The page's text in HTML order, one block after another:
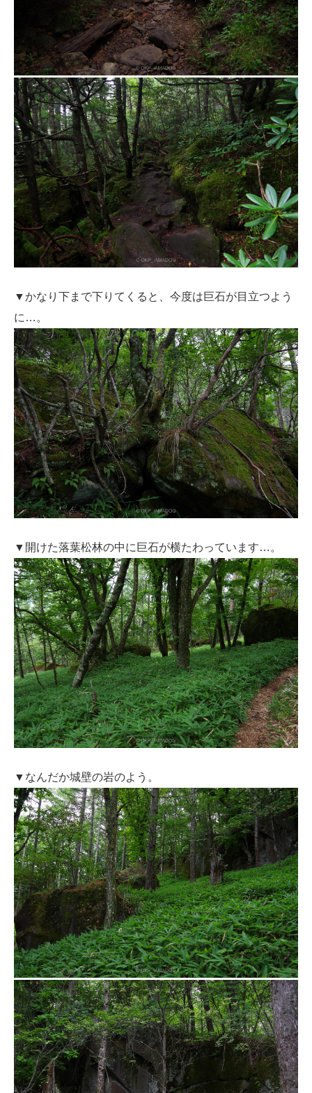
▼かなり下まで下りてくると、今度は巨石が目立つよう
に…。
▼開けた落葉松林の中に巨石が横たわっています…。
▼なんだか城壁の岩のよう。